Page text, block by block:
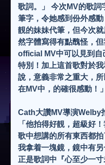
歌詞。」 今次MV的歌
筆字，令她感到份外感
靚的妹妹代筆，但今次
然字體寫得有點醜怪，
official MV中可以見到自
特別！加上這首歌對於
說，意義非常之重大，
在MV中，的確很感動！」
Cath大讚MV導演Welby
「他拍得好靚，超級好
歌中想講的所有東西都
我拿着一塊鏡，鏡中有
正是歌詞中『心至少一